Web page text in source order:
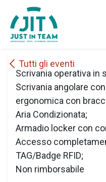
Passa al contenuto
Tutti gli eventi
Scrivania operativa in
Scrivania angolare
ergonomica con
Aria Condizionata;
Armadio locker con
Accesso
TAG/Badge RFID;
Non rimborsabile